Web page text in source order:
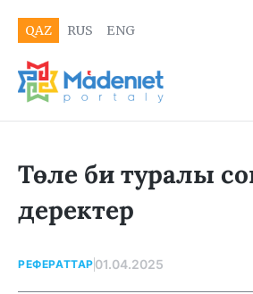
QAZ RUS ENG
Төле би туралы
деректер
РЕФЕРАТТАР 01.04.2025